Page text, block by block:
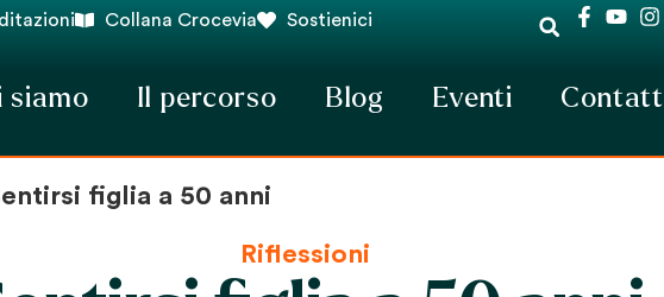
Collana Crocevia Sostienici
siamo Il percorso Blog Eventi
figlia a 50 anni
Riflessioni